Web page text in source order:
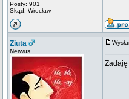
Posty: 901
Skąd: Wrocław
Ziuta
Nerwus